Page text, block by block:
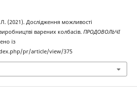
(2021). Дослідження можливості
варених колбасів. ПРОДОВОЛЬЧІ
із
pr/article/view/375